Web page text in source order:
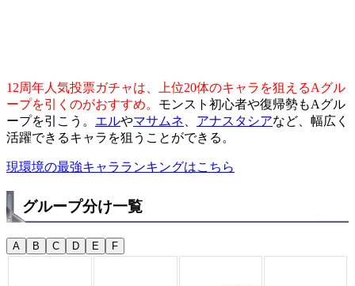
12周年人気投票ガチャは、上位20体のキャラを狙えるAグル
ープを引くのがおすすめ。 モンスト初心者や復帰勢もAグル
ープを引こう。 エルやマサムネ、 アナスタシアなど、幅広く
活躍できるキャラを狙うことができる。
現環境の最強キャラランキングはこちら
グループ分け一覧
A B C D E F